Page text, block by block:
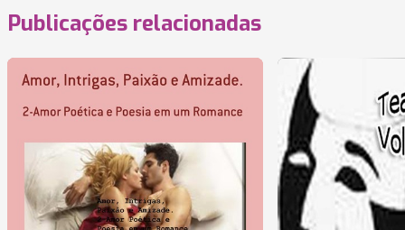
Publicações relacionadas